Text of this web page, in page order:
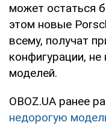
может остаться
этом новые
всему, получат
конфигурации,
моделей.
OBOZ.UA ранее
недорогую